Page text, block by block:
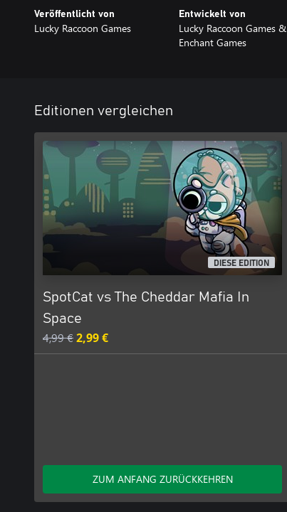
Veröffentlicht von
Lucky Raccoon Games
Entwickelt von
Lucky Raccoon Games &
Enchant Games
Editionen vergleichen
DIESE EDITION
SpotCat vs The Cheddar Mafia In
Space
4,99 €2,99 €
ZUM ANFANG ZURÜCKKEHREN